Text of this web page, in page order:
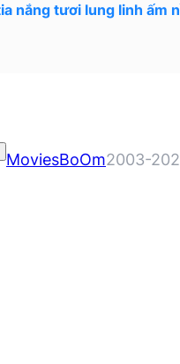
nắng tươi lung linh ấm
MoviesBoOm2003-